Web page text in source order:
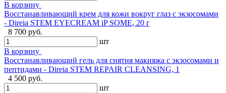
В корзину
Восстанавливающий крем для кожи вокруг глаз с экзосомами
- Direia STEM EYECREAM iP SOME, 20 г
8 700 руб.
шт
В корзину
Восстанавливающий гель для снятия макияжа с экзосомами и
пептидами - Direia STEM REPAIR CLEANSING, 1
4 500 руб.
шт